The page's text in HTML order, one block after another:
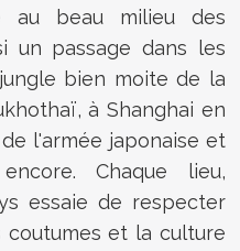
au beau milieu des
un passage dans les
bien moite de la
à Shanghai en
l'armée japonaise et
Chaque lieu,
essaie de respecter
coutumes et la culture